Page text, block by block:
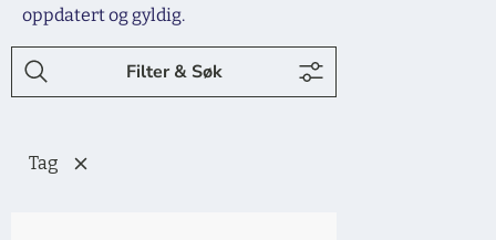
oppdatert og gyldig.
Filter & Søk
Tag